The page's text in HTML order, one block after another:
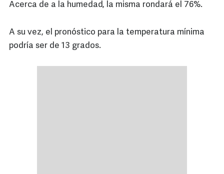
Acerca de a la humedad, la misma rondará el 76%.
A su vez, el pronóstico para la temperatura mínima
podría ser de 13 grados.